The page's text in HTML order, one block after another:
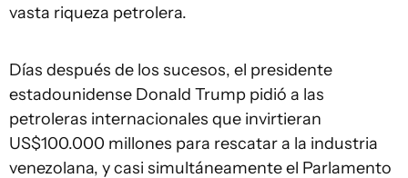
vasta riqueza petrolera.
Días después de los sucesos, el presidente
estadounidense Donald Trump pidió a las
petroleras internacionales que invirtieran
US$100.000 millones para rescatar a la industria
venezolana, y casi simultáneamente el Parlamento